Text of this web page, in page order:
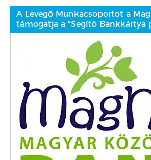
A Levegő Munkacsoportot a
támogatja a "Segítő Bankkártya